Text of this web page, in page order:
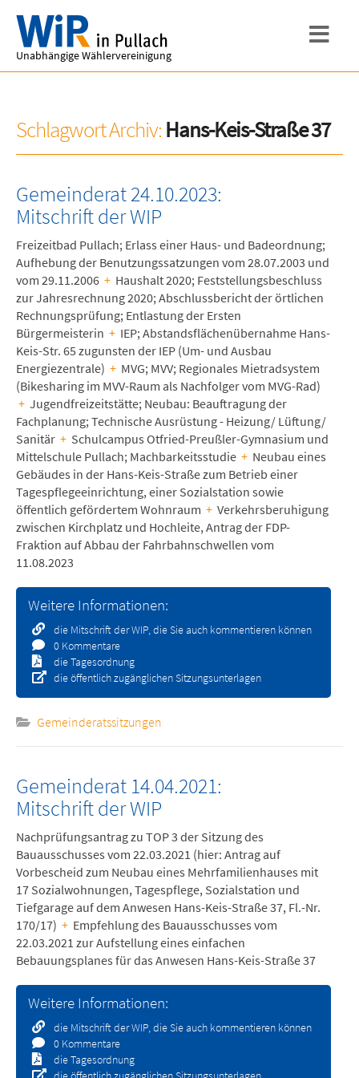
Unabhängige Wählervereinigung
Schlagwort Archiv: Hans-Keis-Straße 37
Gemeinderat 24.10.2023:
Mitschrift der WIP
Freizeitbad Pullach; Erlass einer Haus- und Badeordnung;
Aufhebung der Benutzungssatzungen vom 28.07.2003 und
vom 29.11.2006 + Haushalt 2020; Feststellungsbeschluss
zur Jahresrechnung 2020; Abschlussbericht der örtlichen
Rechnungsprüfung; Entlastung der Ersten
Bürgermeisterin + IEP; Abstandsflächenübernahme Hans-
Keis-Str. 65 zugunsten der IEP (Um- und Ausbau
Energiezentrale) + MVG; MVV; Regionales Mietradsystem
(Bikesharing im MVV-Raum als Nachfolger vom MVG-Rad)
+ Jugendfreizeitstätte; Neubau: Beauftragung der
Fachplanung; Technische Ausrüstung - Heizung/ Lüftung/
Sanitär + Schulcampus Otfried-Preußler-Gymnasium und
Mittelschule Pullach; Machbarkeitsstudie + Neubau eines
Gebäudes in der Hans-Keis-Straße zum Betrieb einer
Tagespflegeeinrichtung, einer Sozialstation sowie
öffentlich gefördertem Wohnraum + Verkehrsberuhigung
zwischen Kirchplatz und Hochleite, Antrag der FDP-
Fraktion auf Abbau der Fahrbahnschwellen vom
11.08.2023
Weitere Informationen:
die Mitschrift der WIP, die Sie auch kommentieren können
0 Kommentare
die Tagesordnung
die öffentlich zugänglichen Sitzungsunterlagen
Gemeinderatssitzungen
Gemeinderat 14.04.2021:
Mitschrift der WIP
Nachprüfungsantrag zu TOP 3 der Sitzung des
Bauausschusses vom 22.03.2021 (hier: Antrag auf
Vorbescheid zum Neubau eines Mehrfamilienhauses mit
17 Sozialwohnungen, Tagespflege, Sozialstation und
Tiefgarage auf dem Anwesen Hans-Keis-Straße 37, Fl.-Nr.
170/17) + Empfehlung des Bauausschusses vom
22.03.2021 zur Aufstellung eines einfachen
Bebauungsplanes für das Anwesen Hans-Keis-Straße 37
Weitere Informationen:
die Mitschrift der WIP, die Sie auch kommentieren können
0 Kommentare
die Tagesordnung